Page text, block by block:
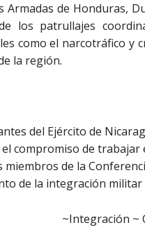
Armadas de Honduras,
los patrullajes
como el narcotráfico y
la región.
del Ejército de
compromiso de trabajar
miembros de la
de la integración militar
~Integración ~